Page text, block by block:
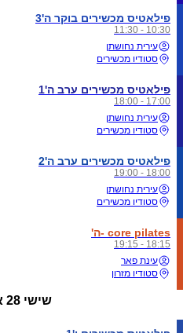
פילאטיס מכשירים בוקר ה'3
10:30 - 11:30
עירית נחושתן
סטודיו מכשירים
פילאטיס מכשירים ערב ה'1
17:00 - 18:00
עירית נחושתן
סטודיו מכשירים
פילאטיס מכשירים ערב ה'2
18:00 - 19:00
עירית נחושתן
סטודיו מכשירים
core pilates -ה'
18:15 - 19:15
עינת פאר
סטודיו מזרון
שישי 28 אוגוסט